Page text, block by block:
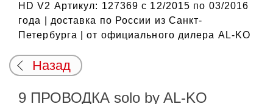
HD V2 Артикул: 127369 с 12/2015 по 03/2016
года | доставка по России из Санкт-
Петербурга | от официального дилера AL-KO
Назад
9 ПРОВОДКА solo by AL-KO